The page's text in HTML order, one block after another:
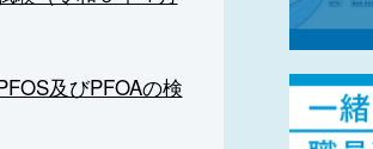
及びPFOAの検